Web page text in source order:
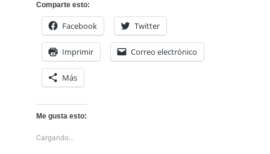
Comparte esto:
Facebook Twitter
Imprimir Correo electrónico
Más
Me gusta esto:
Cargando...